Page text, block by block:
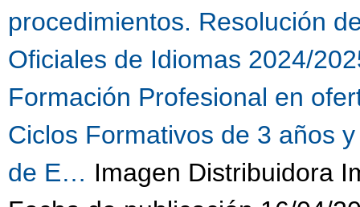
procedimientos. Resolución
Oficiales de Idiomas 2024/
Formación Profesional en
Ciclos Formativos de 3 años
de E… Imagen Distribuidora